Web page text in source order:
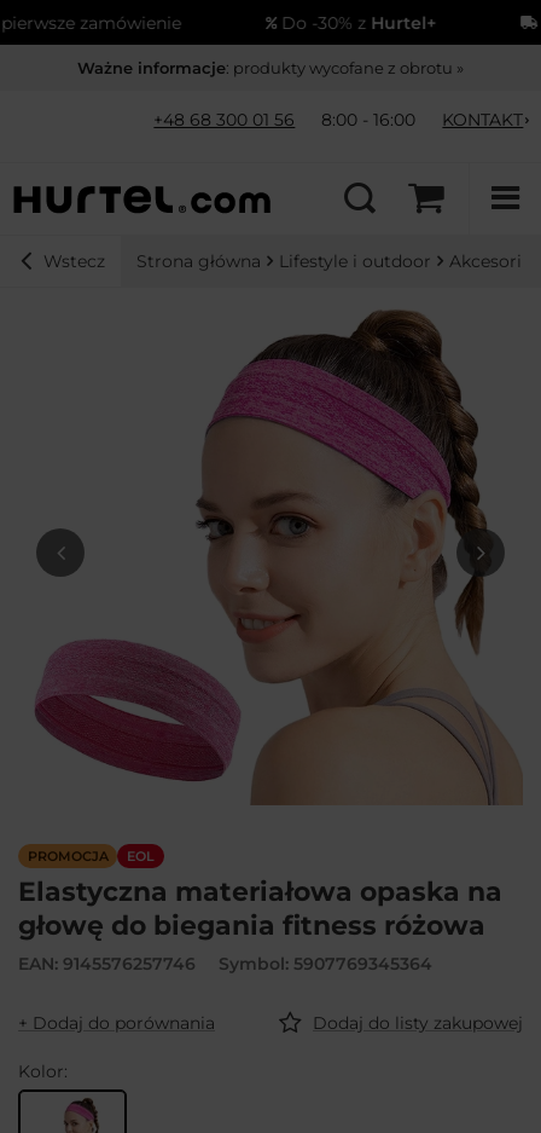
zamówienie Do -30% zHurtel+
Ważne informacje: produkty wycofane z obrotu »
+48 68 300 01 56 8:00 - 16:00 KONTAKT
Wstecz Strona główna Lifestyle i outdoor Akcesoria
PROMOCJA EOL
Elastyczna materiałowa opaska na
głowę do biegania fitness różowa
EAN: 9145576257746 Symbol: 5907769345364
+ Dodaj do porównania Dodaj do listy zakupowej
Kolor